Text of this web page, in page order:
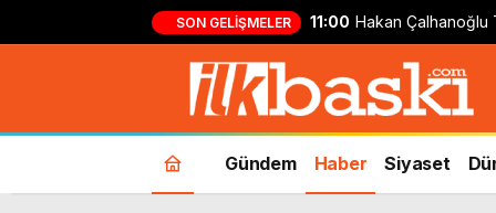
SON GELIŞMELER 11:00 Hakan Çalhanoğlu
mi? Milli yıldızdan
Gündem Haber Siyaset